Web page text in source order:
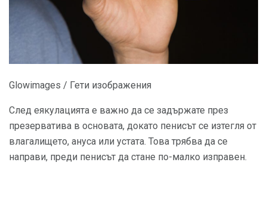
Glowimages / Гети изображения
След еякулацията е важно да се задържате през
презерватива в основата, докато пенисът се изтегля от
влагалището, ануса или устата. Това трябва да се
направи, преди пенисът да стане по-малко изправен.